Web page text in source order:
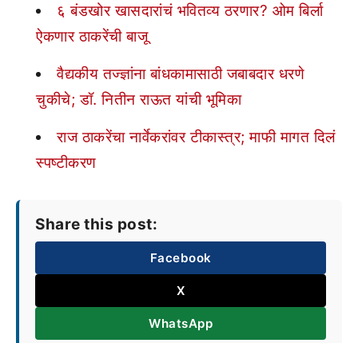
६ बंडखोर खासदारांचं भवितव्य ठरणार? ओम बिर्ला
ऐकणार ठाकरेंची बाजू
वैद्यकीय तज्ज्ञांना बांधकामासाठी जबाबदार धरणे
चुकीचे; डॉ. नितीन राऊत यांची भूमिका
राज ठाकरेंचा नार्वेकरांवर टीकास्त्र; माफी मागत दिलं
स्पष्टीकरण
Share this post:
Facebook
X
WhatsApp